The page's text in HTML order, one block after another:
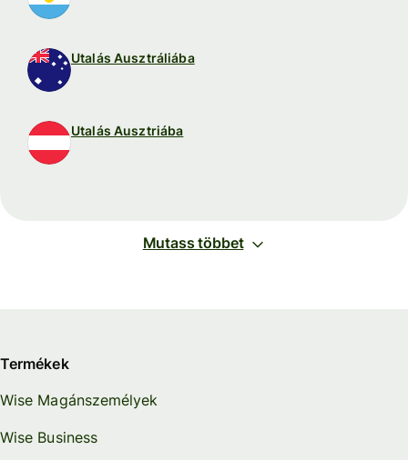
Utalás Ausztráliába
Utalás Ausztriába
Mutass többet
Termékek
Wise Magánszemélyek
Wise Business